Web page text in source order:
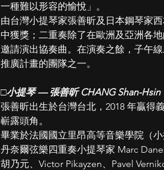
⼀種難以形容的愉悅」。
由台灣⼩提琴家張善昕及⽇本鋼琴家
中獲獎；⼆重奏除了在歐洲及亞洲各
邀請演出協奏曲。在演奏之餘，⼦午
推廣計畫的團隊之⼀。
□⼩提琴 — 張善昕 CHANG Shan-Hsin
張善昕出⽣於台灣台北，2018 年贏得
嶄露頭⾓。
畢業於法國國立⾥昂⾼等⾳樂學院（
丹奈爾弦樂四重奏⼩提琴家 Marc
胡乃元、Victor Pikayzen、Pavel